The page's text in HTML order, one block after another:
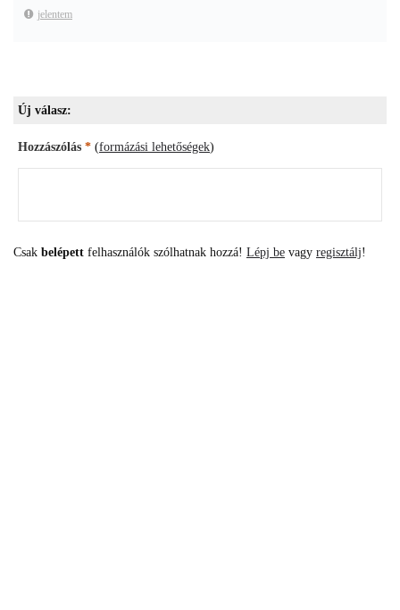
jelentem
Új válasz:
Hozzászólás * (formázási lehetőségek)
Csak belépett felhasználók szólhatnak hozzá! Lépj be vagy regisztálj!